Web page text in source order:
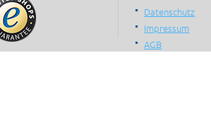
Datenschutz
Impressum
AGB